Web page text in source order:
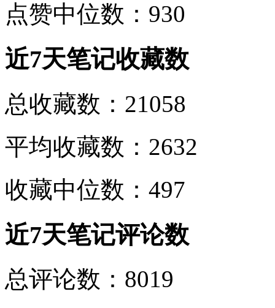
点赞中位数：930
近7天笔记收藏数
总收藏数：21058
平均收藏数：2632
收藏中位数：497
近7天笔记评论数
总评论数：8019